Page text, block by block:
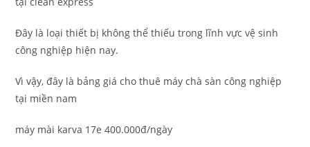
Đây là loại thiết bị không thể thiếu trong lĩnh vực vệ sinh
công nghiệp hiện nay.
Vì vậy, đây là bảng giá cho thuê máy chà sàn công nghiệp
tại miền nam
máy mài karva 17e 400.000đ/ngày